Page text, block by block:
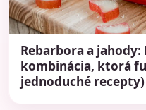
Rebarbora a
kombinácia, ktorá
jednoduché recepty)